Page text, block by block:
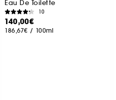
Eau De Toilette
10
140,00€
186,67€ / 100ml